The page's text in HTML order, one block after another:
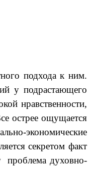
подхода к ним.
у подрастающего
нравственности,
острее ощущается
экономические
секретом факт
проблема духовно-